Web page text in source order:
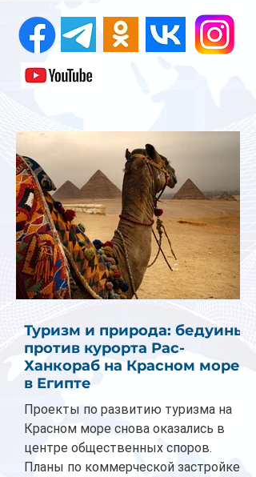
Туризм и природа: бедуины
против курорта Рас-
Ханкораб на Красном море
в Египте
Проекты по развитию туризма на
Красном море снова оказались в
центре общественных споров.
Планы по коммерческой застройке